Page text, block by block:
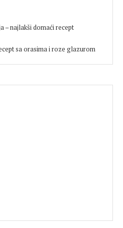
– najlakši domaći recept
sa orasima i roze glazurom